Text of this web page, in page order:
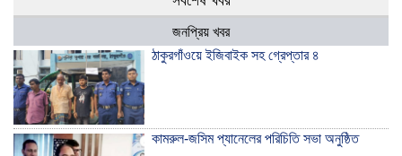
জনপ্রিয় খবর
ঠাকুরগাঁওয়ে ইজিবাইক সহ গ্রেপ্তার ৪
কামরুল-জসিম প্যানেলের পরিচিতি সভা অনুষ্ঠিত